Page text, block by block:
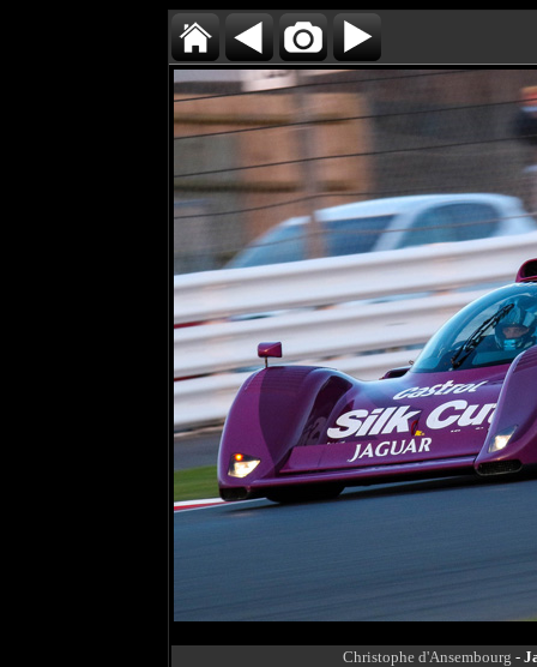
Christophe d'Ansembourg -